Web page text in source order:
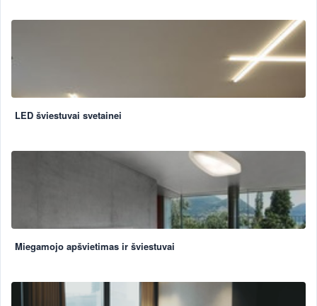
LED šviestuvai svetainei
Miegamojo apšvietimas ir šviestuvai